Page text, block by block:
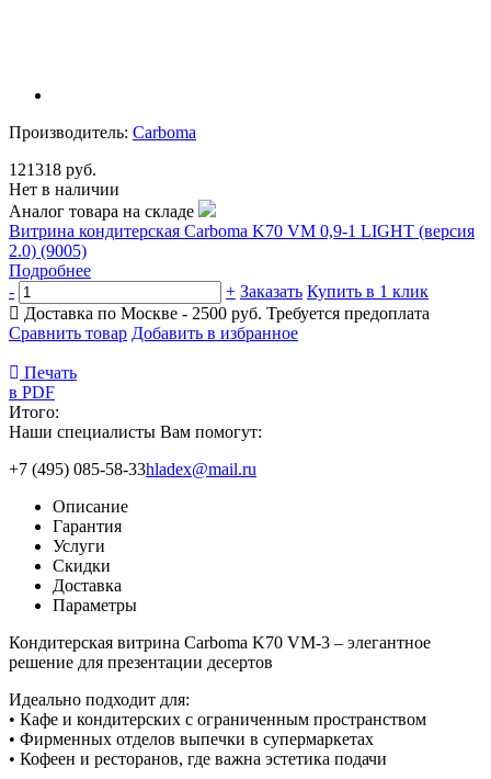
Производитель: Carboma
121318 руб.
Нет в наличии
Аналог товара на складе
Витрина кондитерская Carboma K70 VM 0,9-1 LIGHT (версия
2.0) (9005)
Подробнее
-
+ Заказать Купить в 1 клик
Доставка по Москве - 2500 руб. Требуется предоплата
Сравнить товар Добавить в избранное
Печать
в PDF
Итого:
Наши специалисты Вам помогут:
+7 (495) 085-58-33hladex@mail.ru
Описание
Гарантия
Услуги
Скидки
Доставка
Параметры
Кондитерская витрина Carboma K70 VM-3 – элегантное
решение для презентации десертов
Идеально подходит для:
• Кафе и кондитерских с ограниченным пространством
• Фирменных отделов выпечки в супермаркетах
• Кофеен и ресторанов, где важна эстетика подачи